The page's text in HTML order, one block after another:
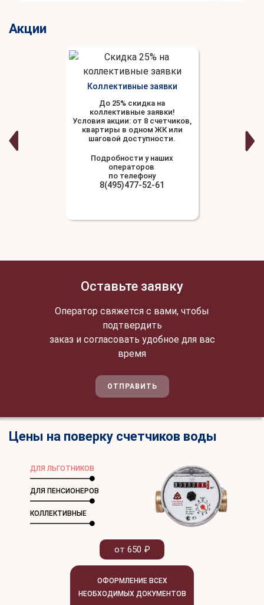
Акции
Коллективные заявки
До 25% скидка на
коллективные заявки!
Условия акции: от 8 счетчиков,
квартиры в одном ЖК или
шаговой доступности.
Подробности у наших
операторов
по телефону
8(495)477-52-61
Оставьте заявку
Оператор свяжется с вами, чтобы
подтвердить
заказ и согласовать удобное для вас
время
ОТПРАВИТЬ
Цены на поверку счетчиков воды
ДЛЯ ЛЬГОТНИКОВ
ДЛЯ ПЕНСИОНЕРОВ
КОЛЛЕКТИВНЫЕ
от 650 ₽
ОФОРМЛЕНИЕ ВСЕХ
НЕОБХОДИМЫХ ДОКУМЕНТОВ